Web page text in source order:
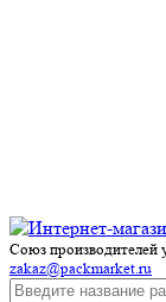
Союз производителей
zakaz@packmarket.ru